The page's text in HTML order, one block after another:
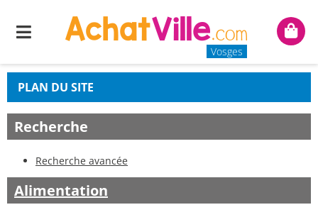
Menu
Vosges
Mon
PLAN DU SITE
Recherche
Recherche avancée
Alimentation